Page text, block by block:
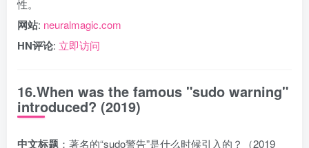
性。
网站: neuralmagic.com
HN评论: 立即访问
16.When was the famous "sudo warning"
introduced? (2019)
中文标题 ：著名的“sudo警告”是什么时候引入的？（2019